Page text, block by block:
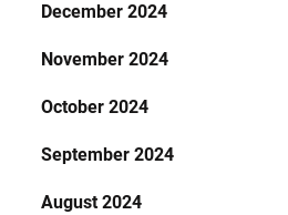
December 2024
November 2024
October 2024
September 2024
August 2024